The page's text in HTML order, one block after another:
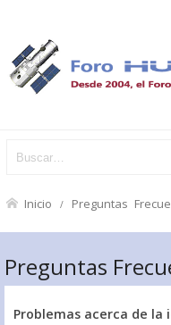
Inicio Preguntas
Preguntas
Problemas acerca de